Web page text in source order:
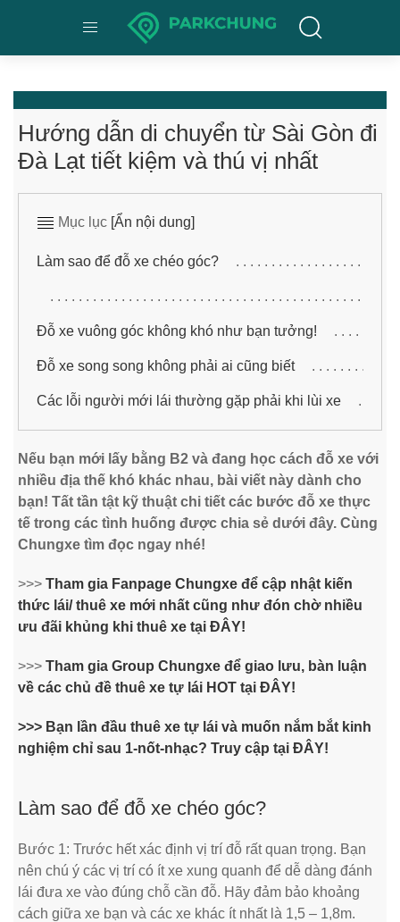
Hướng dẫn di chuyển từ Sài Gòn đi
Đà Lạt tiết kiệm và thú vị nhất
Mục lục [Ẩn nội dung]
Làm sao để đỗ xe chéo góc?
Đỗ xe vuông góc không khó như bạn tưởng!
Đỗ xe song song không phải ai cũng biết
Các lỗi người mới lái thường gặp phải khi lùi xe
Nếu bạn mới lấy bằng B2 và đang học cách đỗ xe với
nhiều địa thế khó khác nhau, bài viết này dành cho
bạn! Tất tần tật kỹ thuật chi tiết các bước đỗ xe thực
tế trong các tình huống được chia sẻ dưới đây. Cùng
Chungxe tìm đọc ngay nhé!
>>> Tham gia Fanpage Chungxe để cập nhật kiến
thức lái/ thuê xe mới nhất cũng như đón chờ nhiều
ưu đãi khủng khi thuê xe tại ĐÂY!
>>> Tham gia Group Chungxe để giao lưu, bàn luận
về các chủ đề thuê xe tự lái HOT tại ĐÂY!
>>> Bạn lần đầu thuê xe tự lái và muốn nắm bắt kinh
nghiệm chỉ sau 1-nốt-nhạc? Truy cập tại ĐÂY!
Làm sao để đỗ xe chéo góc?
Bước 1: Trước hết xác định vị trí đỗ rất quan trọng. Bạn
nên chú ý các vị trí có ít xe xung quanh để dễ dàng đánh
lái đưa xe vào đúng chỗ cần đỗ. Hãy đảm bảo khoảng
cách giữa xe bạn và các xe khác ít nhất là 1,5 – 1,8m.